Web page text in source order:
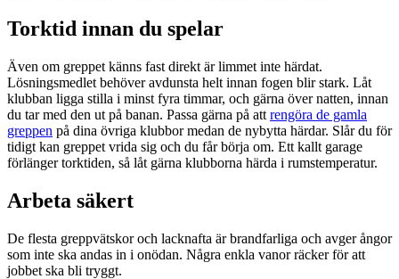
Torktid innan du spelar
Även om greppet känns fast direkt är limmet inte härdat.
Lösningsmedlet behöver avdunsta helt innan fogen blir stark. Låt
klubban ligga stilla i minst fyra timmar, och gärna över natten, innan
du tar med den ut på banan. Passa gärna på att rengöra de gamla
greppen på dina övriga klubbor medan de nybytta härdar. Slår du för
tidigt kan greppet vrida sig och du får börja om. Ett kallt garage
förlänger torktiden, så låt gärna klubborna härda i rumstemperatur.
Arbeta säkert
De flesta greppvätskor och lacknafta är brandfarliga och avger ångor
som inte ska andas in i onödan. Några enkla vanor räcker för att
jobbet ska bli tryggt.